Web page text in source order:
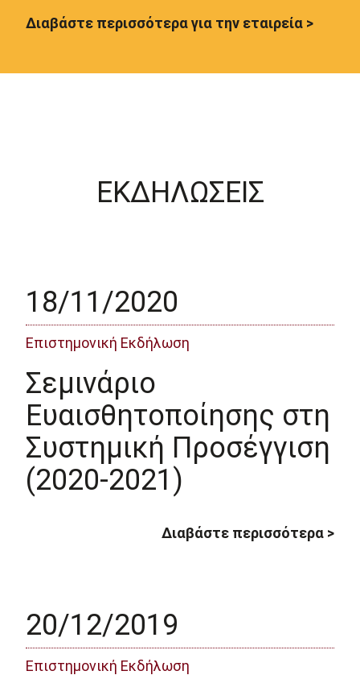
Διαβάστε περισσότερα για την εταιρεία >
ΕΚΔΗΛΩΣΕΙΣ
18/11/2020
Επιστημονική Εκδήλωση
Σεμινάριο
Ευαισθητοποίησης στη
Συστημική Προσέγγιση
(2020-2021)
Διαβάστε περισσότερα >
20/12/2019
Επιστημονική Εκδήλωση